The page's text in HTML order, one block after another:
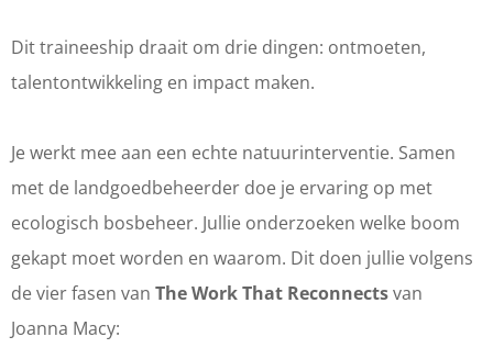
Dit traineeship draait om drie dingen: ontmoeten,
talentontwikkeling en impact maken.
Je werkt mee aan een echte natuurinterventie. Samen
met de landgoedbeheerder doe je ervaring op met
ecologisch bosbeheer. Jullie onderzoeken welke boom
gekapt moet worden en waarom. Dit doen jullie volgens
de vier fasen van The Work That Reconnectsvan
Joanna Macy: